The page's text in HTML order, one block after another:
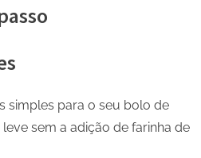
simples para o seu bolo de
sem a adição de farinha de